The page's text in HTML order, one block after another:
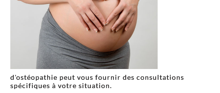
d'ostéopathie peut vous fournir des consultations
spécifiques à votre situation.